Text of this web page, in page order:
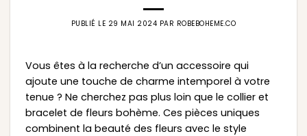
PUBLIÉ LE 29 MAI 2024 PAR ROBEBOHEME.CO
Vous êtes à la recherche d’un accessoire qui
ajoute une touche de charme intemporel à votre
tenue ? Ne cherchez pas plus loin que le collier et
bracelet de fleurs bohème. Ces pièces uniques
combinent la beauté des fleurs avec le style